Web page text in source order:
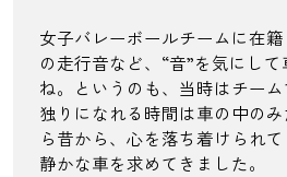
女子バレーボールチームに在
の走行音など、“音”を気にし
ね。というのも、当時はチーム
独りになれる時間は車の中の
ら昔から、心を落ち着けられて
静かな車を求めてきました。